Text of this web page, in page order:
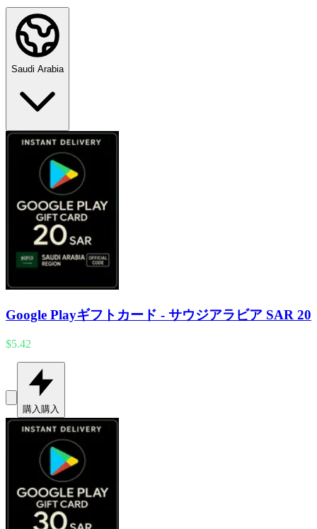
Saudi Arabia
Google Playギフトカード - サウジアラビア SAR 20
$5.42
購入 購入